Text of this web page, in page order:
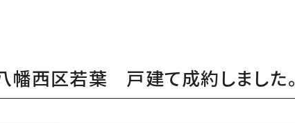
幡西区若葉 戸建て成約しました。